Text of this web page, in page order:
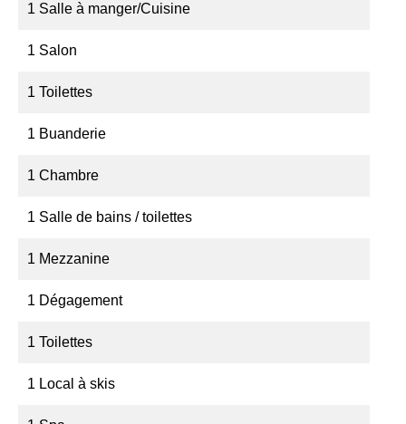
1 Salle à manger/Cuisine
1 Salon
1 Toilettes
1 Buanderie
1 Chambre
1 Salle de bains / toilettes
1 Mezzanine
1 Dégagement
1 Toilettes
1 Local à skis